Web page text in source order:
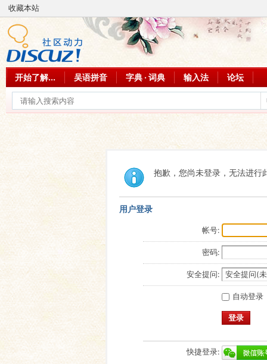
收藏本站
开始了解... 吴语拼音 字典 · 词典 输入法 论坛
抱歉，您尚未登录，无法进行
用户登录
帐号:
密码:
安全提问:
自动登录
登录
快捷登录: